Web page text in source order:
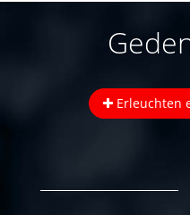
Erleuchten